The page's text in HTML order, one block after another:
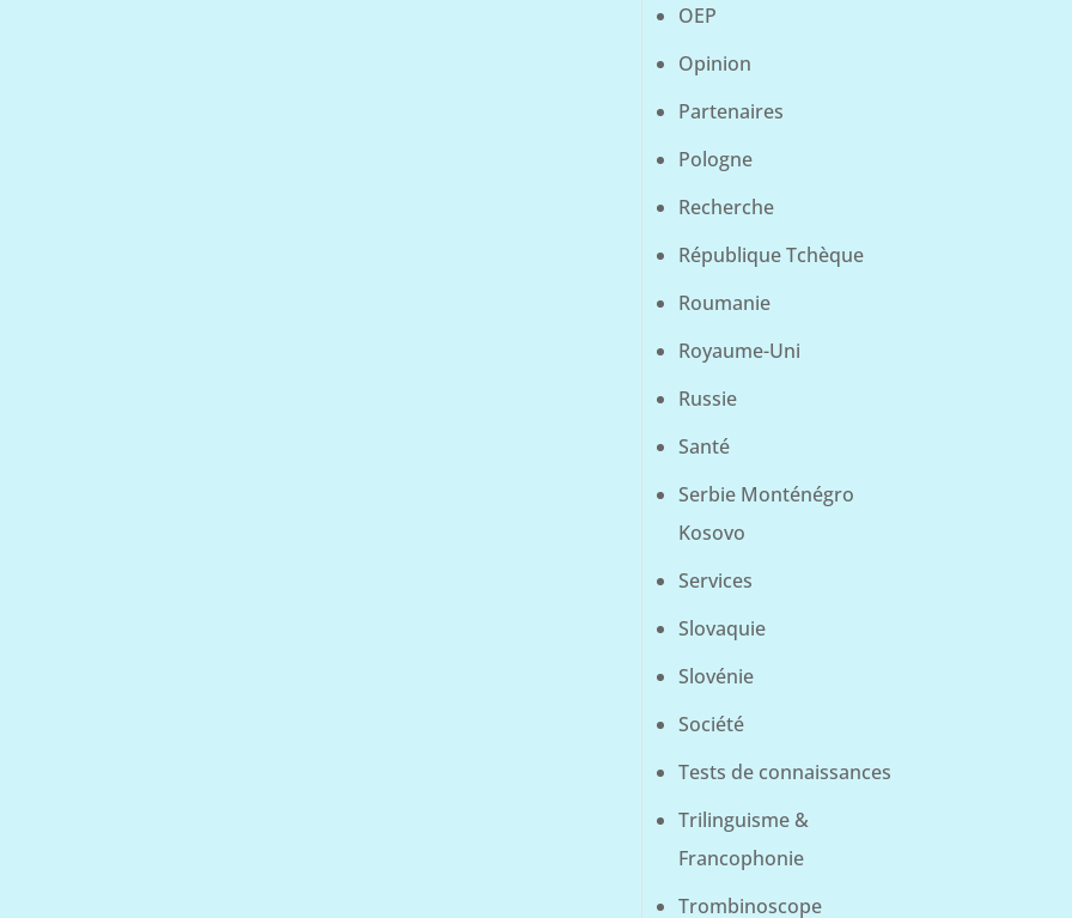
OEP
Opinion
Partenaires
Pologne
Recherche
République Tchèque
Roumanie
Royaume-Uni
Russie
Santé
Serbie Monténégro
Kosovo
Services
Slovaquie
Slovénie
Société
Tests de connaissances
Trilinguisme &
Francophonie
Trombinoscope